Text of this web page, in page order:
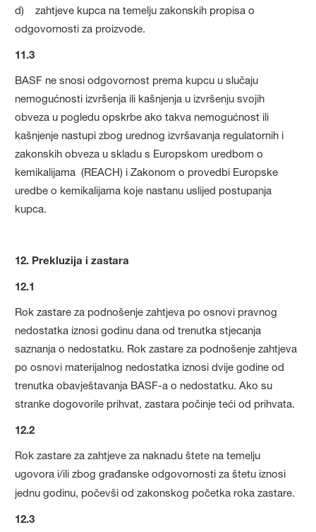
d) zahtjeve kupca na temelju zakonskih propisa o
odgovornosti za proizvode.
11.3
BASF ne snosi odgovornost prema kupcu u slučaju
nemogućnosti izvršenja ili kašnjenja u izvršenju svojih
obveza u pogledu opskrbe ako takva nemogućnost ili
kašnjenje nastupi zbog urednog izvršavanja regulatornih i
zakonskih obveza u skladu s Europskom uredbom o
kemikalijama (REACH) i Zakonom o provedbi Europske
uredbe o kemikalijama koje nastanu uslijed postupanja
kupca.
12. Prekluzija i zastara
12.1
Rok zastare za podnošenje zahtjeva po osnovi pravnog
nedostatka iznosi godinu dana od trenutka stjecanja
saznanja o nedostatku. Rok zastare za podnošenje zahtjeva
po osnovi materijalnog nedostatka iznosi dvije godine od
trenutka obavještavanja BASF-a o nedostatku. Ako su
stranke dogovorile prihvat, zastara počinje teći od prihvata.
12.2
Rok zastare za zahtjeve za naknadu štete na temelju
ugovora i/ili zbog građanske odgovornosti za štetu iznosi
jednu godinu, počevši od zakonskog početka roka zastare.
12.3